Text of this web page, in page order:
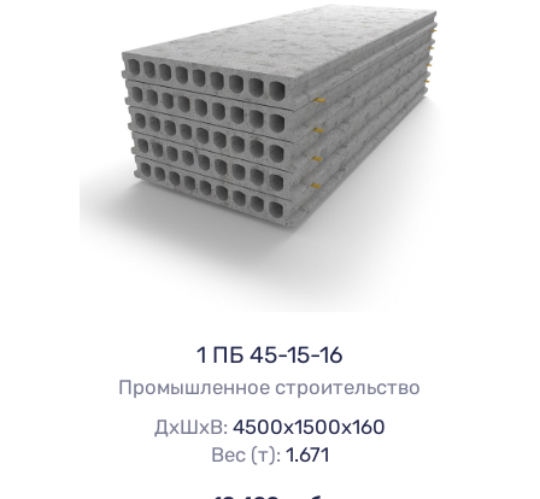
1 ПБ 45-15-16
Промышленное строительство
ДхШхВ: 4500х1500х160
Вес (т): 1.671